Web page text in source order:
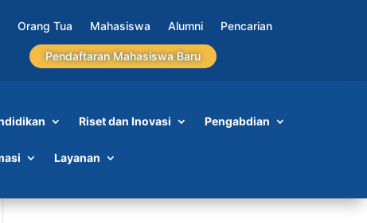
Orang Tua Mahasiswa Alumni Pencarian
Pendaftaran Mahasiswa Baru
Riset dan Inovasi Pengabdian
Layanan